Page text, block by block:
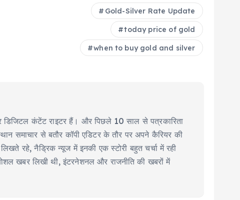
Gold-Silver Rate Update
today price of gold
when to buy gold and silver
डिजिटल कंटेंट राइटर हैं। और पिछले 10 साल से पत्रकारिता
समाचार से बतौर कॉपी एडिटर के तौर पर अपने कैरियर की
रहे, नैड्रिक न्यूज में इनकी एक स्टोरी बहुत चर्चा में रही
खबर लिखी थी, इंटरनेशनल और राजनीति की खबरों में